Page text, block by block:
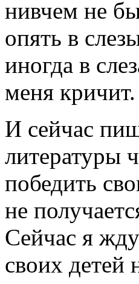
нивчем не
опять в
иногда в
меня кричит.
И сейчас
литературы
победить
не
Сейчас я
своих детей